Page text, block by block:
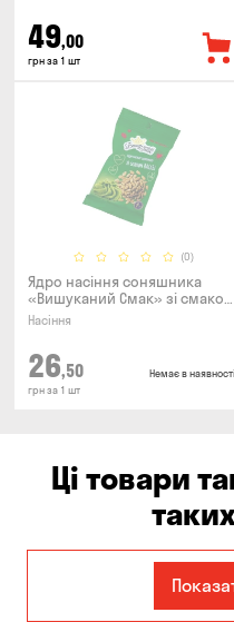
49,00
грн за 1 шт
(0)
Ядро насіння соняшника
«Вишуканий Смак» зі смаком
васабі, 80г
Насіння
26,50
грн за 1 шт
Немає в наявності
Ці товари
Єлизаветівка
Авангард